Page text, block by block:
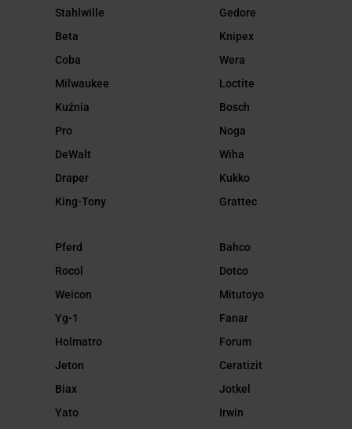
Stahlwille
Beta
Coba
Milwaukee
Kuźnia
Pro
DeWalt
Draper
King-Tony
Gedore
Knipex
Wera
Loctite
Bosch
Noga
Wiha
Kukko
Grattec
Pferd
Rocol
Weicon
Yg-1
Holmatro
Jeton
Biax
Yato
Bahco
Dotco
Mitutoyo
Fanar
Forum
Ceratizit
Jotkel
Irwin